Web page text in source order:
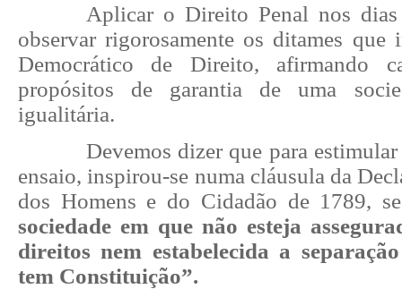
Aplicar o Direito Penal nos
observar rigorosamente os ditames que
Democrático de Direito, afirmando
propósitos de garantia de uma
igualitária.
Devemos dizer que para
ensaio, inspirou-se numa cláusula da
dos Homens e do Cidadão de 1789,
sociedade em que não esteja
direitos nem estabelecida a
tem Constituição”.